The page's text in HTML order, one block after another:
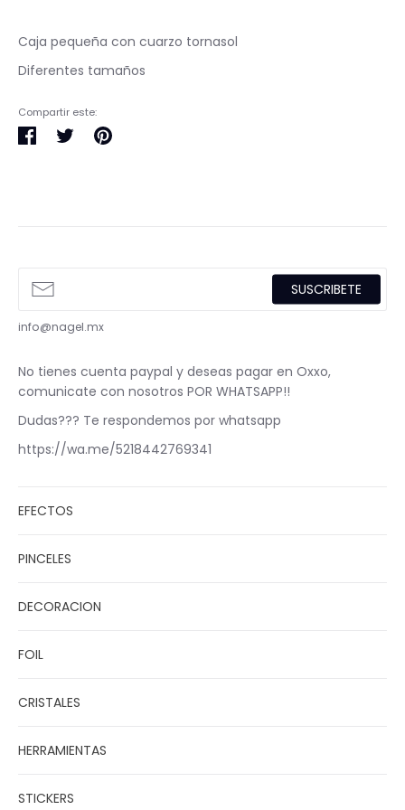
Caja pequeña con cuarzo tornasol
Diferentes tamaños
Compartir este:
Compartir
TuitearPinear
SUSCRIBETE
info@nagel.mx
No tienes cuenta paypal y deseas pagar en Oxxo,
comunicate con nosotros POR WHATSAPP!!
Dudas??? Te respondemos por whatsapp
https://wa.me/5218442769341
EFECTOS
PINCELES
DECORACION
FOIL
CRISTALES
HERRAMIENTAS
STICKERS